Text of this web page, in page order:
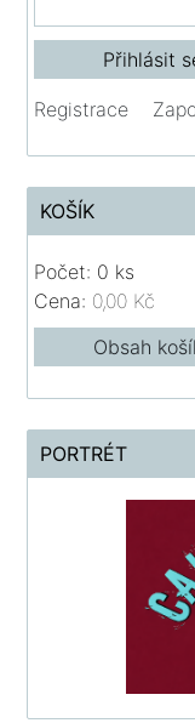
Registrace
KOŠÍK
Počet: 0 ks
Cena: 0,00 Kč
Obsah
PORTRÉT